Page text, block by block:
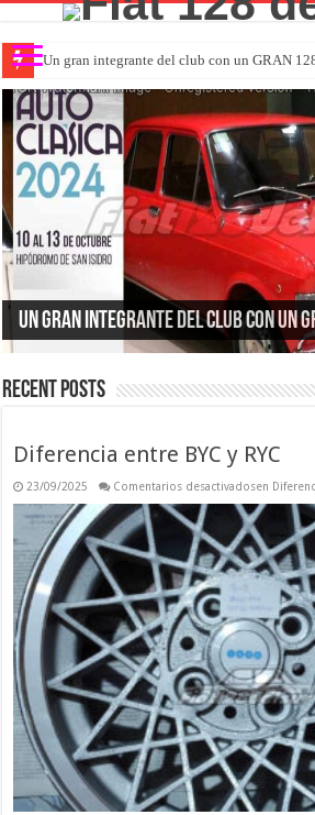
Un gran integrante del club con un GRAN
Un gran integrante del club con un
Recent Posts
Diferencia entre BYC y RYC
23/09/2025 Comentarios desactivadosen